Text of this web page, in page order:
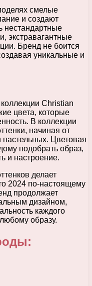
смелые
и создают
нестандартные
экстравагантные
Бренд не боится
уникальные и
Christian
цвета, которые
В коллекции
начиная от
Цветовая
подобрать образ,
и настроение.
делает
2024 по-настоящему
продолжает
дизайном,
каждого
образу.